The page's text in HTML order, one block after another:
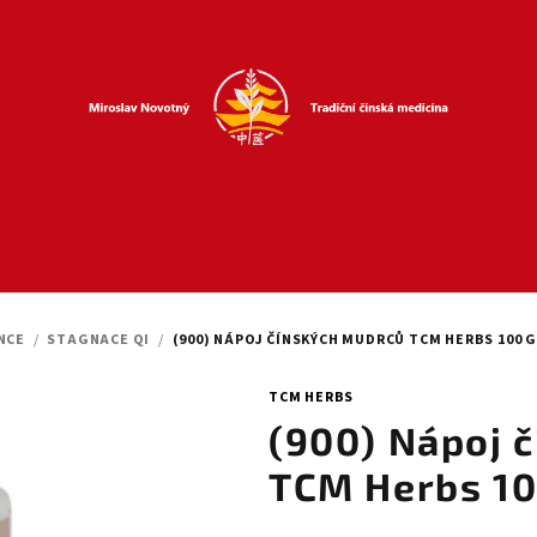
/ STAGNACE QI / (900) NÁPOJ ČÍNSKÝCH MUDRCŮ TCM HERBS 100 G
TCM HERBS
(900) Nápoj
TCM Herbs